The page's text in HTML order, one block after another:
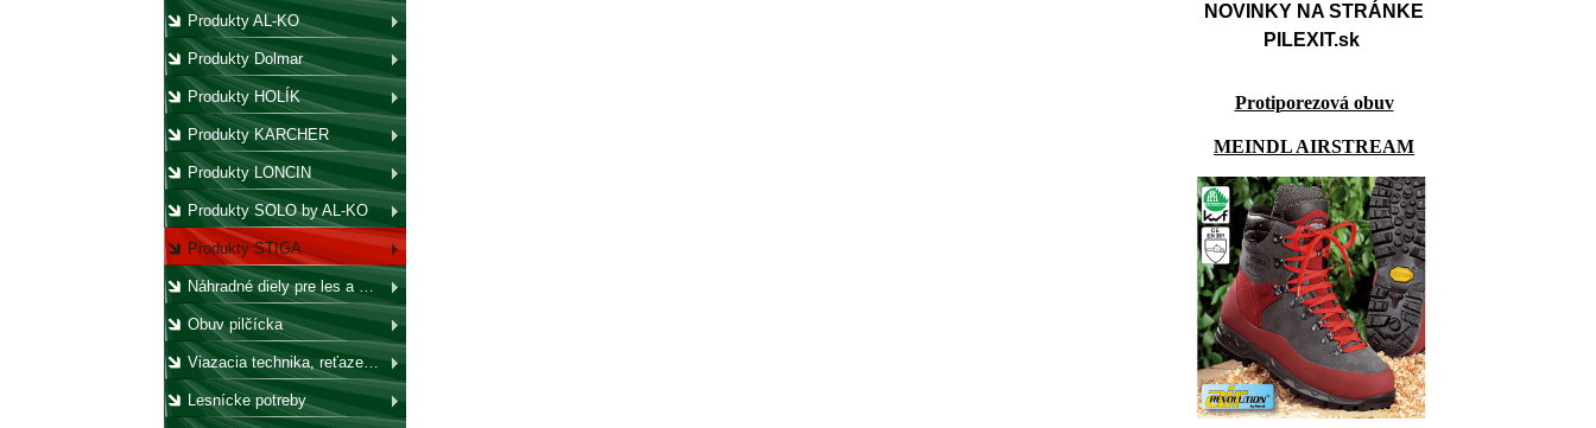
Produkty AL-KO
Produkty Dolmar
Produkty HOLÍK
Produkty KARCHER
Produkty LONCIN
Produkty SOLO by AL-KO
Produkty STIGA
Náhradné diely pre les a záhradu
Obuv pilčícka
Viazacia technika, reťaze, laná, háky, kladky
Lesnícke potreby
NOVINKY NA STRÁNKE
PILEXIT.sk
Protiporezová obuv
MEINDL AIRSTREAM